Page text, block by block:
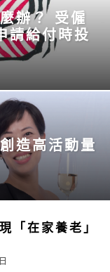
辦？ 受僱
請給付時投
造高活動量
「在家養老」